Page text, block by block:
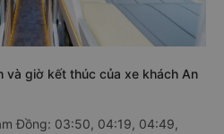
và giờ kết thúc của xe khách An
Đồng: 03:50, 04:19, 04:49,